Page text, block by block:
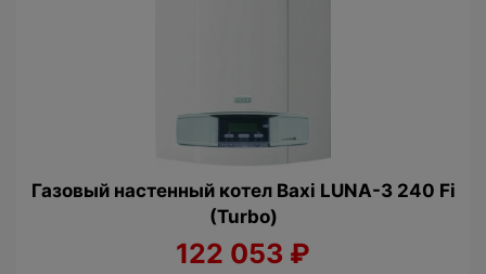
Газовый настенный котел Baxi LUNA-3 240 Fi
(Turbo)
122 053 ₽